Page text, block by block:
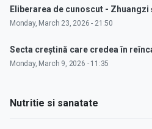
Eliberarea de cunoscut -
Monday, March 23, 2026 - 21:50
Secta creștină care credea în
Monday, March 9, 2026 - 11:35
Nutritie si sanatate